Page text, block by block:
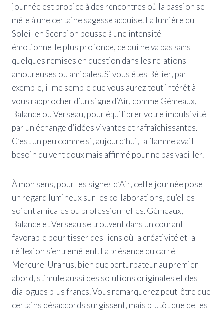
journée est propice à des rencontres où la passion se
mêle à une certaine sagesse acquise. La lumière du
Soleil en Scorpion pousse à une intensité
émotionnelle plus profonde, ce qui ne va pas sans
quelques remises en question dans les relations
amoureuses ou amicales. Si vous êtes Bélier, par
exemple, il me semble que vous aurez tout intérêt à
vous rapprocher d’un signe d’Air, comme Gémeaux,
Balance ou Verseau, pour équilibrer votre impulsivité
par un échange d’idées vivantes et rafraîchissantes.
C’est un peu comme si, aujourd’hui, la flamme avait
besoin du vent doux mais affirmé pour ne pas vaciller.
À mon sens, pour les signes d’Air, cette journée pose
un regard lumineux sur les collaborations, qu’elles
soient amicales ou professionnelles. Gémeaux,
Balance et Verseau se trouvent dans un courant
favorable pour tisser des liens où la créativité et la
réflexion s’entremêlent. La présence du carré
Mercure-Uranus, bien que perturbateur au premier
abord, stimule aussi des solutions originales et des
dialogues plus francs. Vous remarquerez peut-être que
certains désaccords surgissent, mais plutôt que de les